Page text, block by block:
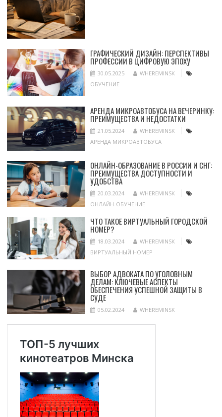
ГРАФИЧЕСКИЙ ДИЗАЙН: ПЕРСПЕКТИВЫ
ПРОФЕССИИ В ЦИФРОВУЮ ЭПОХУ
30.05.2025
WHEREMINSK
ОБУЧЕНИЕ
АРЕНДА МИКРОАВТОБУСА НА ВЕЧЕРИНКУ:
ПРЕИМУЩЕСТВА И НЕДОСТАТКИ
21.05.2024
WHEREMINSK
АРЕНДА МИКРОАВТОБУСА
ОНЛАЙН-ОБРАЗОВАНИЕ В РОССИИ И СНГ:
ПРЕИМУЩЕСТВА ДОСТУПНОСТИ И
УДОБСТВА
20.03.2024
WHEREMINSK
ОНЛАЙН-ОБУЧЕНИЕ
ЧТО ТАКОЕ ВИРТУАЛЬНЫЙ ГОРОДСКОЙ
НОМЕР?
18.03.2024
WHEREMINSK
ВИРТУАЛЬНЫЙ НОМЕР
ВЫБОР АДВОКАТА ПО УГОЛОВНЫМ
ДЕЛАМ: КЛЮЧЕВЫЕ АСПЕКТЫ
ОБЕСПЕЧЕНИЯ УСПЕШНОЙ ЗАЩИТЫ В
СУДЕ
05.02.2024 WHEREMINSK